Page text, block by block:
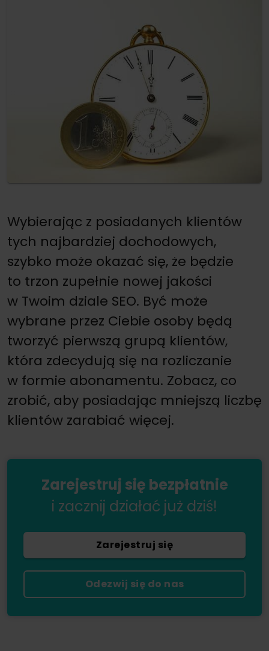
Wybierając z posiadanych klientów
tych najbardziej dochodowych,
szybko może okazać się, że będzie
to trzon zupełnie nowej jakości
w Twoim dziale SEO. Być może
wybrane przez Ciebie osoby będą
tworzyć pierwszą grupą klientów,
która zdecydują się na rozliczanie
w formie abonamentu. Zobacz, co
zrobić, aby posiadając mniejszą liczbę
klientów zarabiać więcej.
Zarejestruj się bezpłatnie
i zacznij działać już dziś!
Zarejestruj się
Odezwij się do nas